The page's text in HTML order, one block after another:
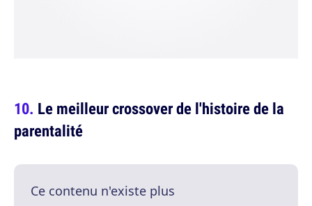
Le meilleur crossover de l'histoire de la
parentalité
Ce contenu n'existe plus